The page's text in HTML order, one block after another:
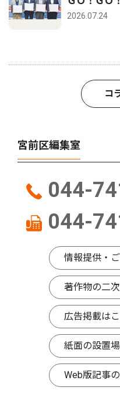
2026.07.24
コ
宮前区編集室
044-
044-
情報提供・
著作物の二
広告掲載は
紙面の設置
Web版記事